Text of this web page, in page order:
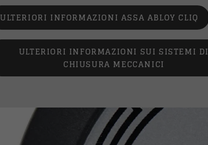
ULTERIORI INFORMAZIONI ASSA ABLOY CLIQ
ULTERIORI INFORMAZIONI SUI SISTEMI DI
CHIUSURA MECCANICI